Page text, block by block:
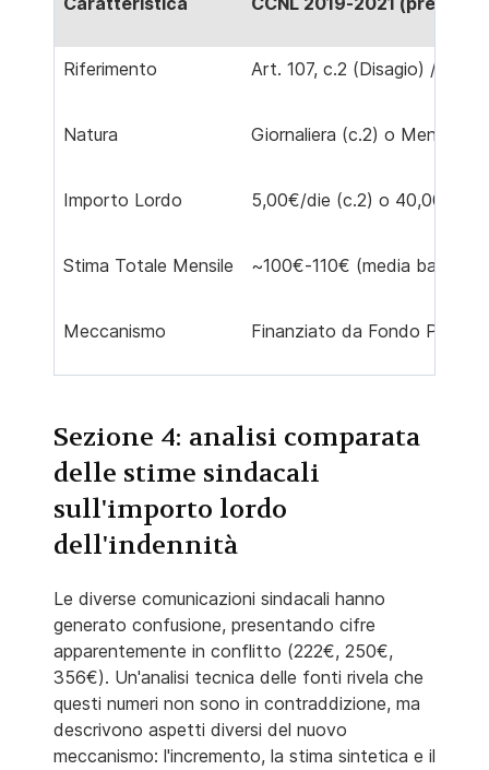
Riferimento Art. 107, c.2 (Disagio) / Art.
Natura Giornaliera (c.2) o Mensile
Importo Lordo 5,00€/die (c.2) o 40,00€/
Stima Totale Mensile ~100€-110€ (media basata
Meccanismo Finanziato da Fondo
Sezione 4: analisi comparata
delle stime sindacali
sull'importo lordo
dell'indennità
Le diverse comunicazioni sindacali hanno
generato confusione, presentando cifre
apparentemente in conflitto (222€, 250€,
356€). Un'analisi tecnica delle fonti rivela che
questi numeri non sono in contraddizione, ma
descrivono aspetti diversi del nuovo
meccanismo: l'incremento, la stima sintetica e il